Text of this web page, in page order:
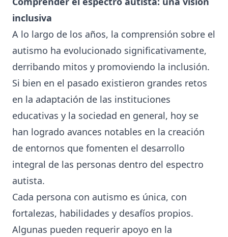
inclusiva
A lo largo de los años, la comprensión sobre el
autismo ha evolucionado significativamente,
derribando mitos y promoviendo la inclusión.
Si bien en el pasado existieron grandes retos
en la adaptación de las instituciones
educativas y la sociedad en general, hoy se
han logrado avances notables en la creación
de entornos que fomenten el desarrollo
integral de las personas dentro del espectro
autista.
Cada persona con autismo es única, con
fortalezas, habilidades y desafíos propios.
Algunas pueden requerir apoyo en la